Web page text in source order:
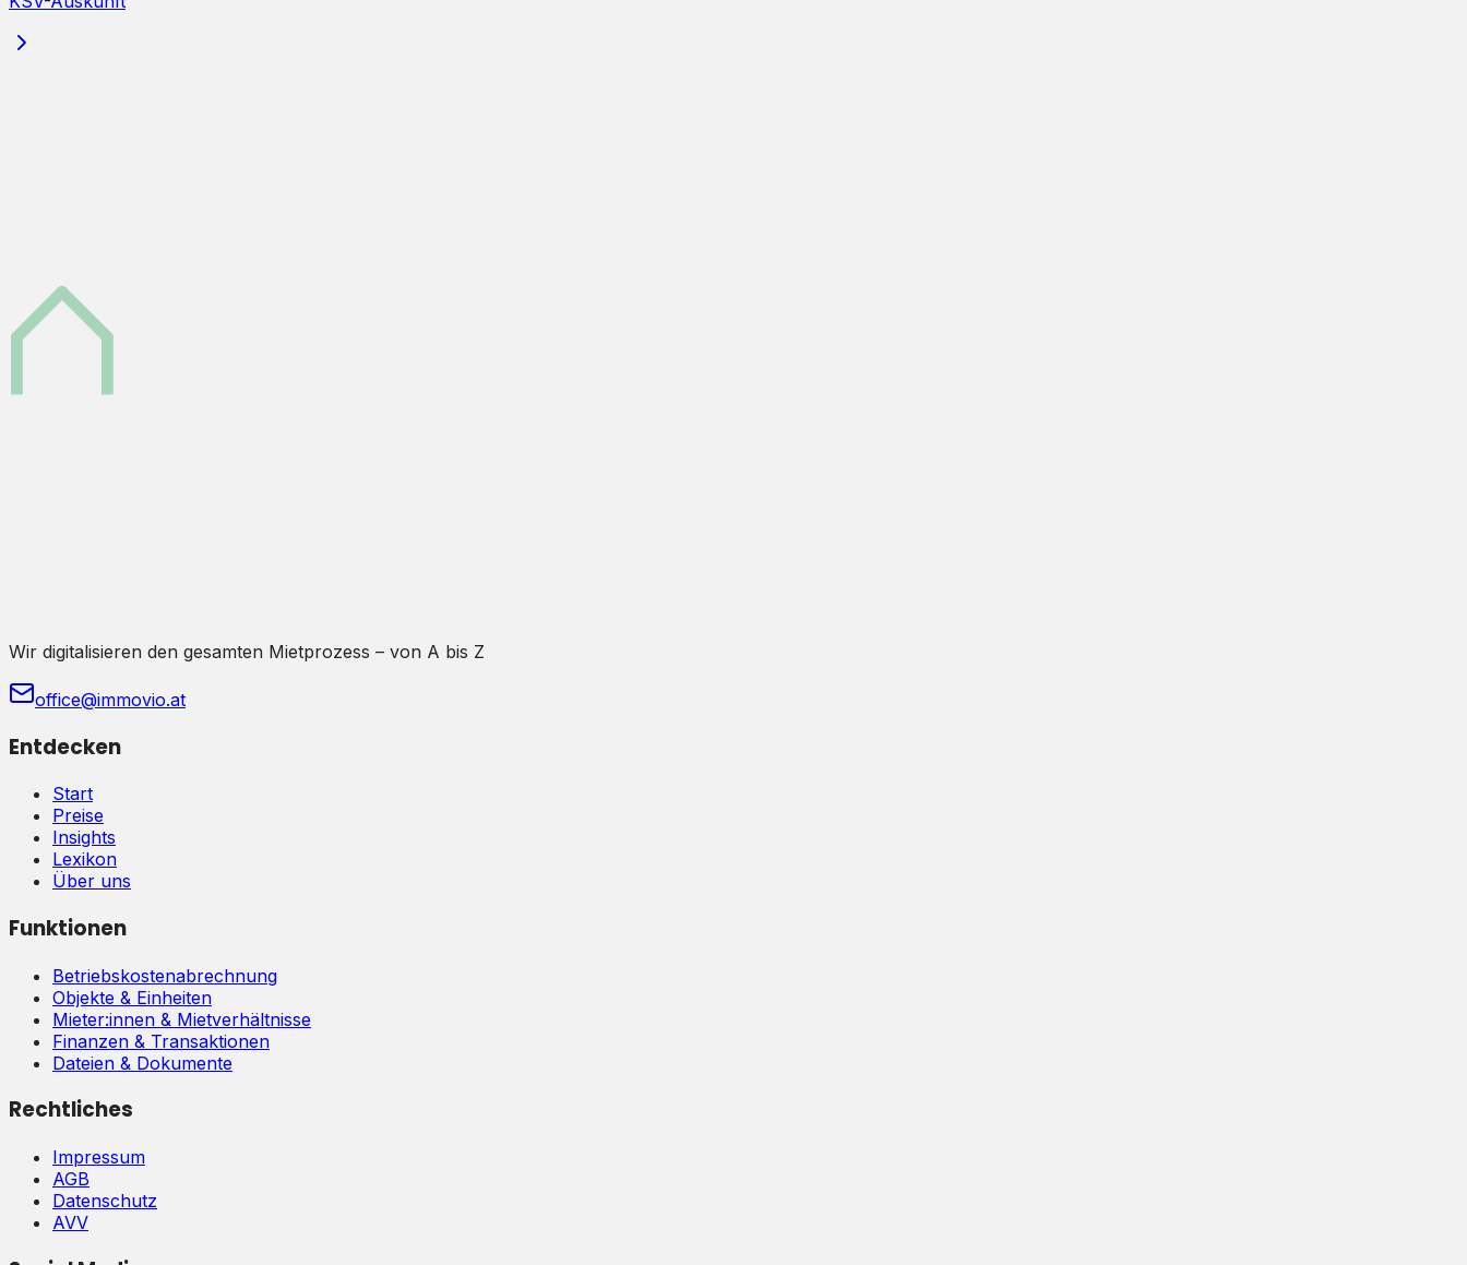
Wir digitalisieren den gesamten Mietprozess – von A bis Z
office@immovio.at
Entdecken
Start
Preise
Insights
Lexikon
Über uns
Funktionen
Betriebskostenabrechnung
Objekte & Einheiten
Mieter:innen & Mietverhältnisse
Finanzen & Transaktionen
Dateien & Dokumente
Rechtliches
Impressum
AGB
Datenschutz
AVV